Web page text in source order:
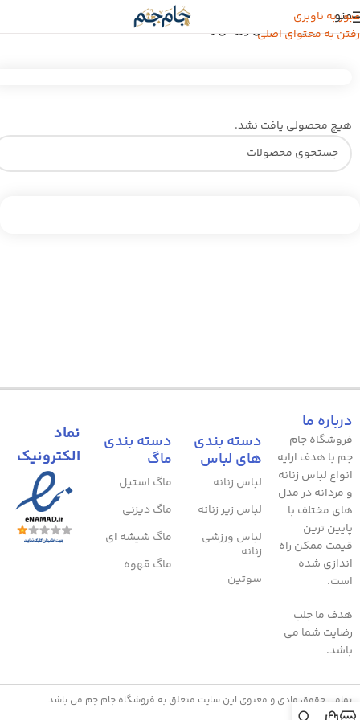
عبور به ناوبری
رفتن به محتوای اصلی
منو
خانه/لباس زنانه/لباس ورزشی زنانه
هیچ محصولی یافت نشد.
درباره ما
فروشگاه جام
جم با هدف ارایه
انواع لباس زنانه
و مردانه در مدل
های مختلف با
پایین ترین
قیمت ممکن راه
اندازی شده
است.
هدف ما جلب
رضایت شما می
باشد.
دسته بندی
های لباس
لباس زنانه
لباس زیر زنانه
لباس ورزشی
زنانه
سوتین
دسته بندی
ماگ
ماگ استیل
ماگ دیزنی
ماگ شیشه ای
ماگ قهوه
نماد
الکترونیک
تمامی حقوق مادی و معنوی این سایت متعلق به فروشگاه جام جم می باشد.